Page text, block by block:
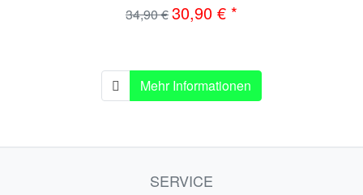
34,90 €30,90 € *
Mehr Informationen
SERVICE